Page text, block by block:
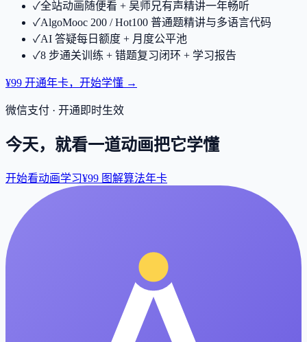
✓全站动画随便看 + 吴师兄有声精讲一年畅听
✓AlgoMooc 200 / Hot100 普通题精讲与多语言代码
✓AI 答疑每日额度 + 月度公平池
✓8 步通关训练 + 错题复习闭环 + 学习报告
¥99 开通年卡，开始学懂 →
微信支付 · 开通即时生效
今天，就看一道动画把它学懂
开始看动画学习¥99 图解算法年卡